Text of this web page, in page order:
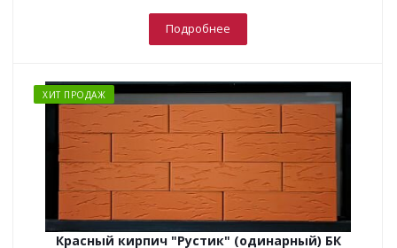
Подробнее
ХИТ ПРОДАЖ
Красный кирпич "Рустик" (одинарный) БК